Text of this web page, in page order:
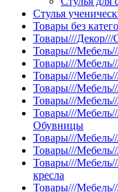
Стулья
Товары без
Товары///Декор///
Товары///
Товары///
Товары///
Товары///
Товары///
Товары///
Обувницы
Товары///
Товары///
Товары///
кресла
Товары///